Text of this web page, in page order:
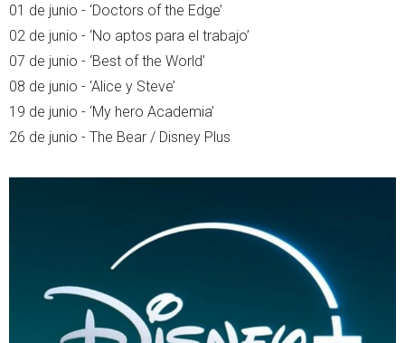
01 de junio - ‘Doctors of the Edge’
02 de junio - ‘No aptos para el trabajo’
07 de junio - ‘Best of the World’
08 de junio - ‘Alice y Steve’
19 de junio - ‘My hero Academia’
26 de junio - The Bear / Disney Plus